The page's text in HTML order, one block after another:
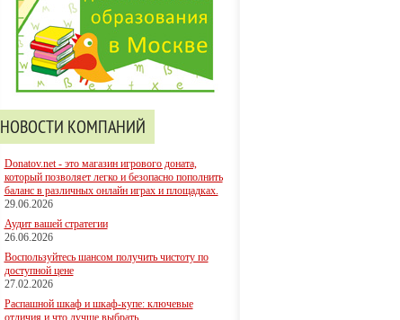
НОВОСТИ КОМПАНИЙ
Donatov.net - это магазин игрового доната,
который позволяет легко и безопасно пополнить
баланс в различных онлайн играх и площадках.
29.06.2026
Аудит вашей стратегии
26.06.2026
Воспользуйтесь шансом получить чистоту по
доступной цене
27.02.2026
Распашной шкаф и шкаф-купе: ключевые
отличия и что лучше выбрать